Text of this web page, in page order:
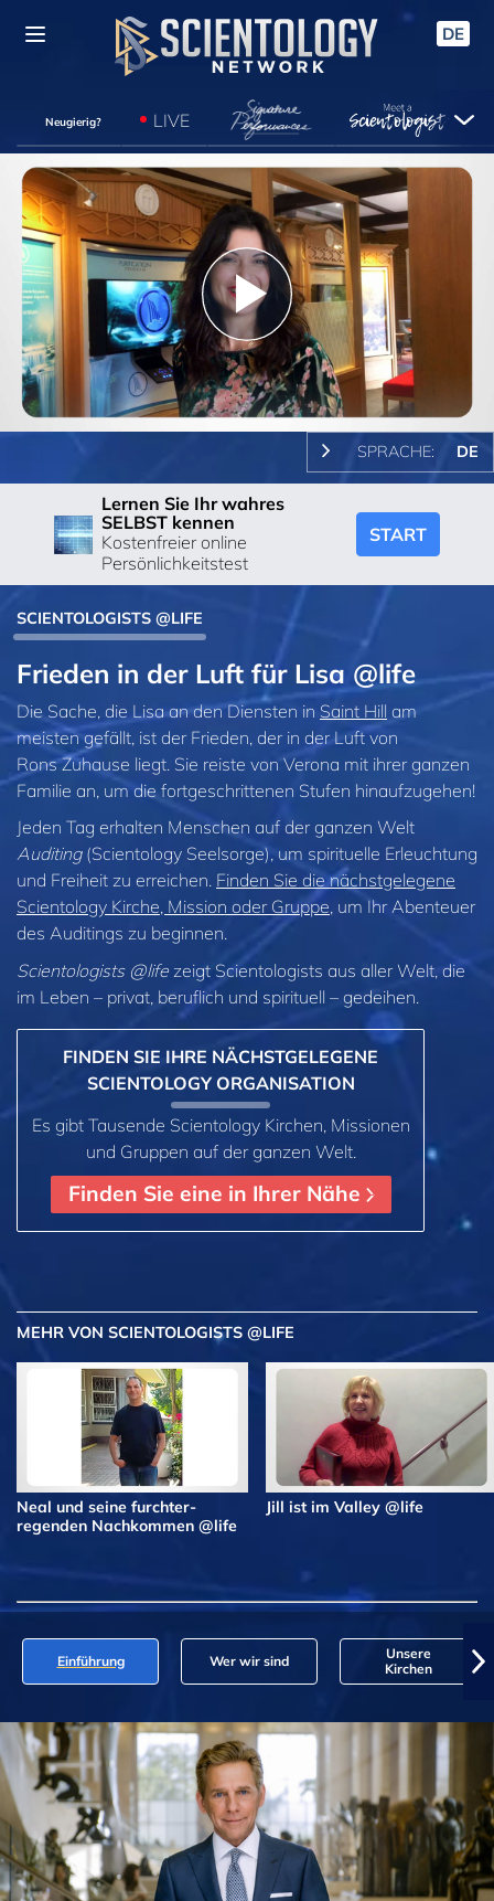
DE
Neugierig? LIVE
Play
Video
SPRACHE: DE
Lernen Sie Ihr wahres
SELBST kennen
Kostenfreier online
Persönlichkeitstest
START
SCIENTOLOGISTS @LIFE
Frieden in der Luft für Lisa @life
Die Sache, die Lisa an den Diensten in Saint Hill am
meisten gefällt, ist der Frieden, der in der Luft von
Rons Zuhause liegt. Sie reiste von Verona mit ihrer ganzen
Familie an, um die fortgeschrittenen Stufen hinaufzugehen!
Jeden Tag erhalten Menschen auf der ganzen Welt
Auditing(Scientology Seelsorge), um spirituelle Erleuchtung
und Freiheit zu erreichen. Finden Sie die nächstgelegene
Scientology Kirche, Mission oder Gruppe, um Ihr Abenteuer
des Auditings zu beginnen.
Scientologists @life zeigt Scientologists aus aller Welt, die
im Leben – privat, beruflich und spirituell – gedeihen.
FINDEN SIE IHRE NÄCHSTGELEGENE
SCIENTOLOGY ORGANISATION
Es gibt Tausende Scientology Kirchen, Missionen
und Gruppen auf der ganzen Welt.
Finden Sie eine in Ihrer Nähe
MEHR VON SCIENTOLOGISTS @LIFE
Neal und seine furchter­
regenden Nachkommen @life
Jill ist im Valley @life
Einführung Wer wir sind
Unsere
Kirchen